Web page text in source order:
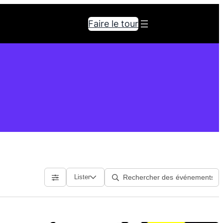
Faire le tour
Lister